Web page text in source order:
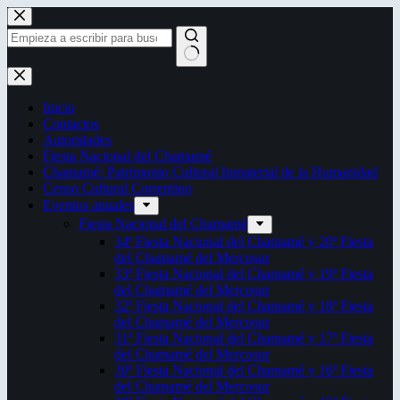
Saltar
al
contenido
Sin
resultados
Inicio
Contactos
Autoridades
Fiesta Nacional del Chamamé
Chamamé: Patrimonio Cultural Inmaterial de la Humanidad
Censo Cultural Correntino
Eventos anuales
Fiesta Nacional del Chamamé
34ª Fiesta Nacional del Chamamé y 20ª Fiesta
del Chamamé del Mercosur
33ª Fiesta Nacional del Chamamé y 19ª Fiesta
del Chamamé del Mercosur
32ª Fiesta Nacional del Chamamé y 18ª Fiesta
del Chamamé del Mercosur
31ª Fiesta Nacional del Chamamé y 17ª Fiesta
del Chamamé del Mercosur
30ª Fiesta Nacional del Chamamé y 16ª Fiesta
del Chamamé del Mercosur